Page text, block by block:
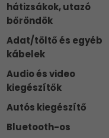
hátizsákok, utazó
bőröndök
Adat/töltő és egyéb
kábelek
Audio és video
kiegészítők
Autós kiegészítő
Bluetooth-os